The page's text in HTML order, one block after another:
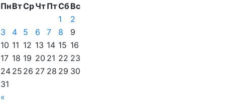
ПнВтСрЧтПтСбВс
«
1
2
3
4 5 6 7 8
9
10 11 12 13 14 15 16
17 18 19 20 21 22 23
24 25 26 27 28 29 30
31